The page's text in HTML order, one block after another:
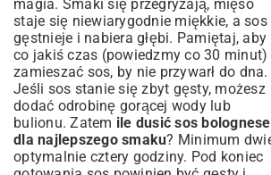
magia. Smaki się przegryzają, mięso
staje się niewiarygodnie miękkie, a sos
gęstnieje i nabiera głębi. Pamiętaj, aby
co jakiś czas (powiedzmy co 30 minut)
zamieszać sos, by nie przywarł do dna.
Jeśli sos stanie się zbyt gęsty, możesz
dodać odrobinę gorącej wody lub
bulionu. Zatem ile dusić sos bolognese
dla najlepszego smaku? Minimum
optymalnie cztery godziny. Pod koniec